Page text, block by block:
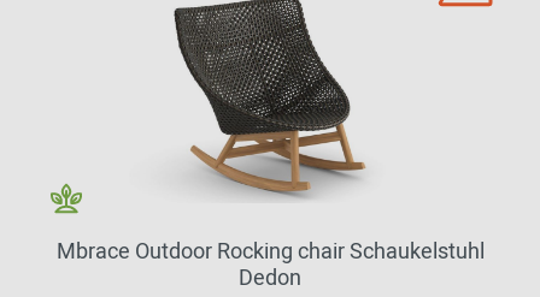
Mbrace Outdoor Rocking chair Schaukelstuhl
Dedon